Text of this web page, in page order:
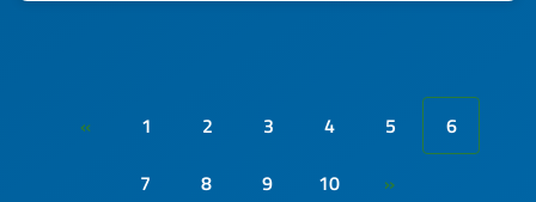
« 1 2 3 4 5
6
7
8 9 10 »